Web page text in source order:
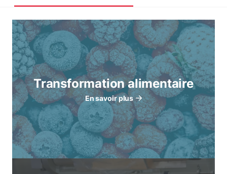
Transformation alimentaire
En savoir plus